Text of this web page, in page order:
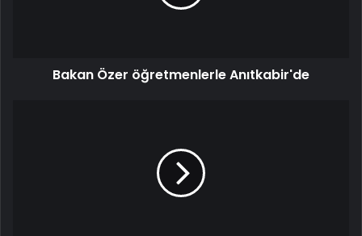
Bakan Özer öğretmenlerle Anıtkabir'de